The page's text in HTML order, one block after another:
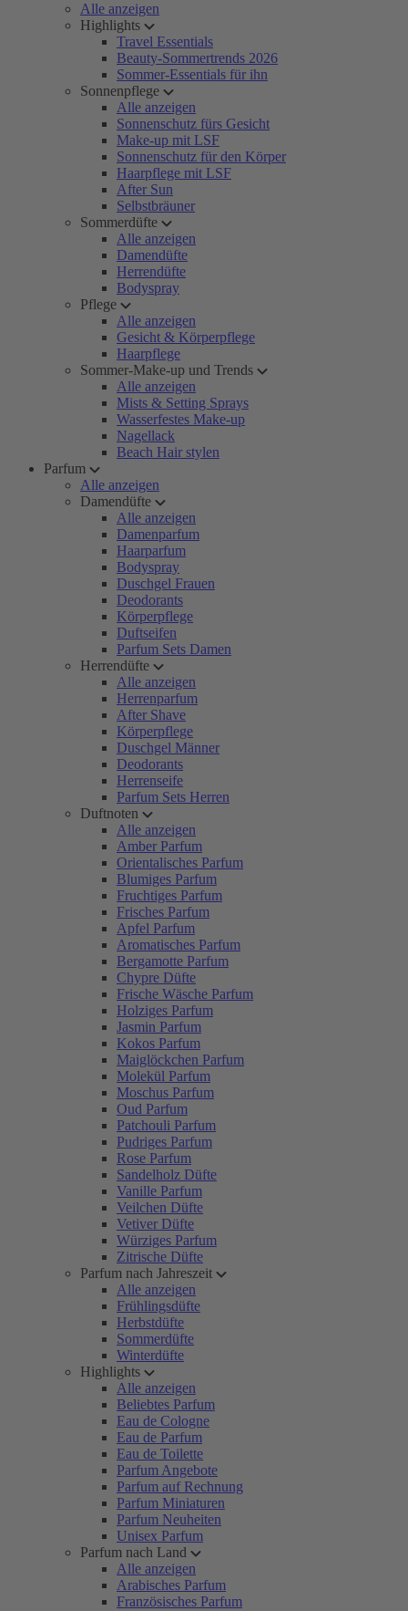
Alle anzeigen
Highlights
Travel Essentials
Beauty-Sommertrends 2026
Sommer-Essentials für ihn
Sonnenpflege
Alle anzeigen
Sonnenschutz fürs Gesicht
Make-up mit LSF
Sonnenschutz für den Körper
Haarpflege mit LSF
After Sun
Selbstbräuner
Sommerdüfte
Alle anzeigen
Damendüfte
Herrendüfte
Bodyspray
Pflege
Alle anzeigen
Gesicht & Körperpflege
Haarpflege
Sommer-Make-up und Trends
Alle anzeigen
Mists & Setting Sprays
Wasserfestes Make-up
Nagellack
Beach Hair stylen
Parfum
Alle anzeigen
Damendüfte
Alle anzeigen
Damenparfum
Haarparfum
Bodyspray
Duschgel Frauen
Deodorants
Körperpflege
Duftseifen
Parfum Sets Damen
Herrendüfte
Alle anzeigen
Herrenparfum
After Shave
Körperpflege
Duschgel Männer
Deodorants
Herrenseife
Parfum Sets Herren
Duftnoten
Alle anzeigen
Amber Parfum
Orientalisches Parfum
Blumiges Parfum
Fruchtiges Parfum
Frisches Parfum
Apfel Parfum
Aromatisches Parfum
Bergamotte Parfum
Chypre Düfte
Frische Wäsche Parfum
Holziges Parfum
Jasmin Parfum
Kokos Parfum
Maiglöckchen Parfum
Molekül Parfum
Moschus Parfum
Oud Parfum
Patchouli Parfum
Pudriges Parfum
Rose Parfum
Sandelholz Düfte
Vanille Parfum
Veilchen Düfte
Vetiver Düfte
Würziges Parfum
Zitrische Düfte
Parfum nach Jahreszeit
Alle anzeigen
Frühlingsdüfte
Herbstdüfte
Sommerdüfte
Winterdüfte
Highlights
Alle anzeigen
Beliebtes Parfum
Eau de Cologne
Eau de Parfum
Eau de Toilette
Parfum Angebote
Parfum auf Rechnung
Parfum Miniaturen
Parfum Neuheiten
Unisex Parfum
Parfum nach Land
Alle anzeigen
Arabisches Parfum
Französisches Parfum